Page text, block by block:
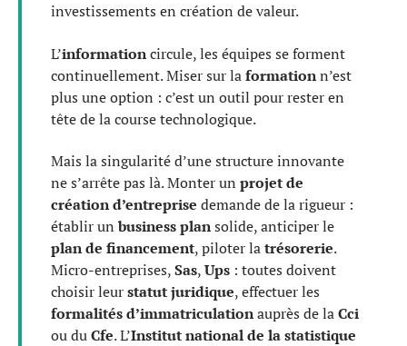
investissements en création de valeur.
L’informationcircule, les équipes se forment
continuellement. Miser sur laformationn’est
plus une option : c’est un outil pour rester en
tête de la course technologique.
Mais la singularité d’une structure innovante
ne s’arrête pas là. Monter un projet de
création d’entreprise demande de la rigueur :
établir unbusiness plansolide, anticiper le
plan de financement, piloter latrésorerie.
Micro-entreprises,Sas,Ups : toutes doivent
choisir leurstatut juridique, effectuer les
formalités d’immatriculationauprès de laCci
ou duCfe. L’Institut national de la statistique